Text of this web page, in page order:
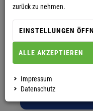
Hier
auf die am
Wählen Sie
zurück zu nehmen.
EINSTELLUNGEN
ALLE AKZEPTIEREN
Impressum
Datenschutz